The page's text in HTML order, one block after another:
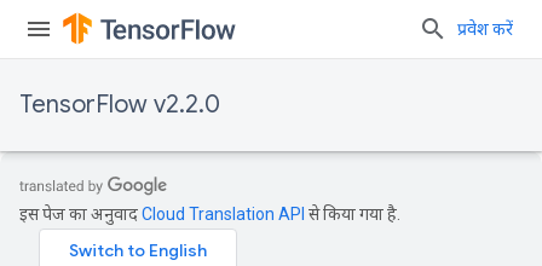
प्रवेश करें
TensorFlow v2.2.0
इस पेज का अनुवादCloud Translation API से किया गया है.